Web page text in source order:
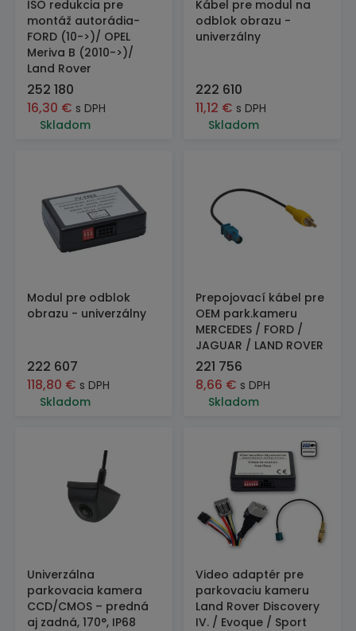
ISO redukcia pre
montáž autorádia-
FORD (10->)/ OPEL
Meriva B (2010->)/
Land Rover
252 180
16,30 € s DPH
Skladom
Kábel pre modul na
odblok obrazu -
univerzálny
222 610
11,12 € s DPH
Skladom
Modul pre odblok
obrazu - univerzálny
222 607
118,80 € s DPH
Skladom
Prepojovací kábel pre
OEM park.kameru
MERCEDES / FORD /
JAGUAR / LAND ROVER
221 756
8,66 € s DPH
Skladom
Univerzálna
parkovacia kamera
CCD/CMOS – predná
aj zadná, 170°, IP68
Video adaptér pre
parkovaciu kameru
Land Rover Discovery
IV. / Evoque / Sport